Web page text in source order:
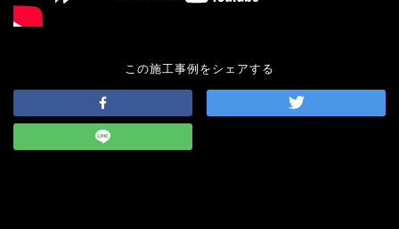
この施工事例をシェアする